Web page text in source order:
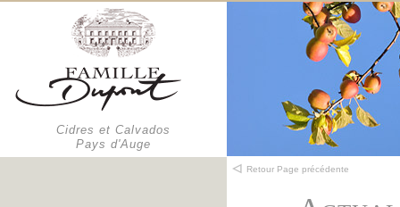
Cidres et Calvados
Pays d'Auge
Retour Page précédente